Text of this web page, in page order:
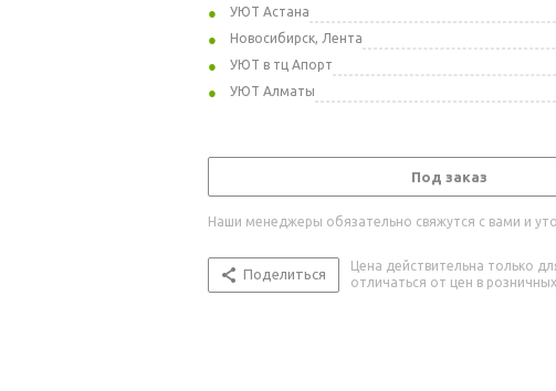
УЮТ Астана
Новосибирск, Лента
УЮТ в тц Апорт
УЮТ Алматы
Под заказ
Наши менеджеры обязательно свяжутся с вами и
Поделиться
Цена действительна только
отличаться от цен в